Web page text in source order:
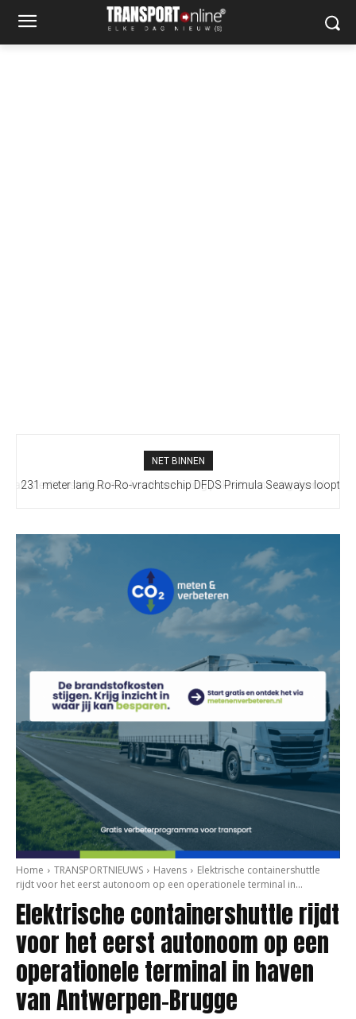
NET BINNEN
231 meter lang Ro-Ro-vrachtschip DFDS Primula Seaways loopt
Home TRANSPORTNIEUWS Havens
Elektrische containershuttle
rijdt voor het eerst autonoom op een operationele terminal in...
Elektrische containershuttle rijdt
voor het eerst autonoom op een
operationele terminal in haven
van Antwerpen-Brugge